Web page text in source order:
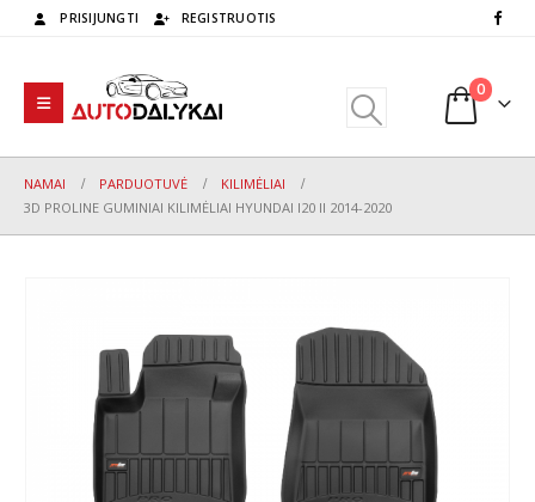
PRISIJUNGTI REGISTRUOTIS
0
NAMAI PARDUOTUVĖ
KILIMĖLIAI
3D PROLINE GUMINIAI KILIMĖLIAI HYUNDAI I20 II 2014-2020